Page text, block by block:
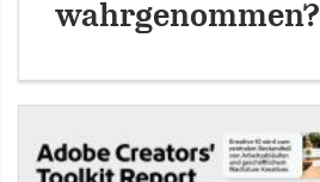
wahrgenommen?